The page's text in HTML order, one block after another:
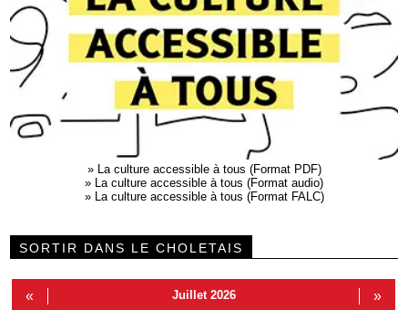
» La culture accessible à tous (Format PDF)
» La culture accessible à tous (Format audio)
» La culture accessible à tous (Format FALC)
SORTIR DANS LE CHOLETAIS
« Juillet 2026 »